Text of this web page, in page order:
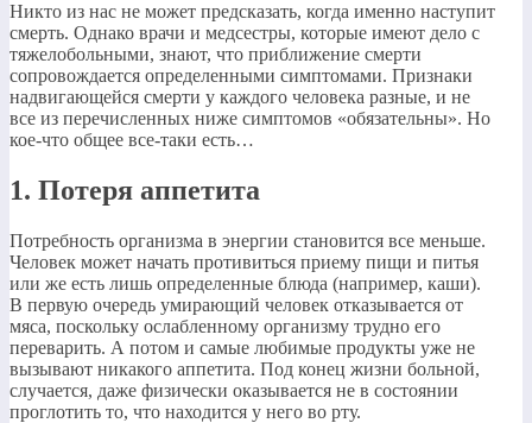
Никто из нас не может предсказать, когда именно наступит
смерть. Однако врачи и медсестры, которые имеют дело с
тяжелобольными, знают, что приближение смерти
сопровождается определенными симптомами. Признаки
надвигающейся смерти у каждого человека разные, и не
все из перечисленных ниже симптомов «обязательны». Но
кое-что общее все-таки есть…
1. Потеря аппетита
Потребность организма в энергии становится все меньше.
Человек может начать противиться приему пищи и питья
или же есть лишь определенные блюда (например, каши).
В первую очередь умирающий человек отказывается от
мяса, поскольку ослабленному организму трудно его
переварить. А потом и самые любимые продукты уже не
вызывают никакого аппетита. Под конец жизни больной,
случается, даже физически оказывается не в состоянии
проглотить то, что находится у него во рту.